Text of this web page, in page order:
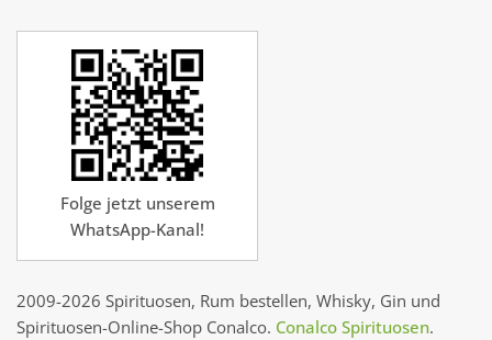
Folge jetzt unserem
WhatsApp-Kanal!
2009-2026 Spirituosen, Rum bestellen, Whisky, Gin und
Spirituosen-Online-Shop Conalco. Conalco Spirituosen.